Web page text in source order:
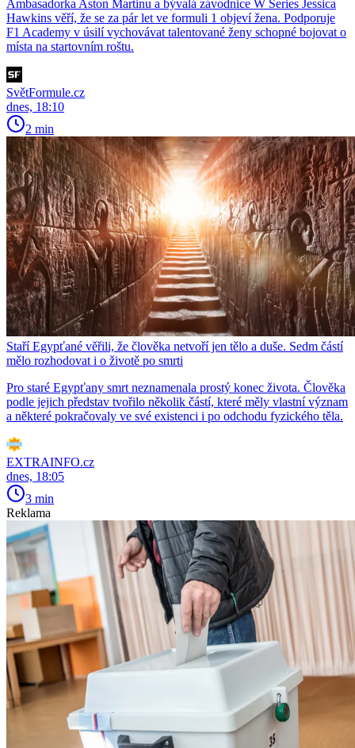
Ambasadorka Aston Martinu a bývalá závodnice W Series Jessica
Hawkins věří, že se za pár let ve formuli 1 objeví žena. Podporuje
F1 Academy v úsilí vychovávat talentované ženy schopné bojovat o
místa na startovním roštu.
SvětFormule.cz
dnes, 18:10
2 min
Staří Egypťané věřili, že člověka netvoří jen tělo a duše. Sedm částí
mělo rozhodovat i o životě po smrti
Pro staré Egypťany smrt neznamenala prostý konec života. Člověka
podle jejich představ tvořilo několik částí, které měly vlastní význam
a některé pokračovaly ve své existenci i po odchodu fyzického těla.
EXTRAINFO.cz
dnes, 18:05
3 min
Reklama